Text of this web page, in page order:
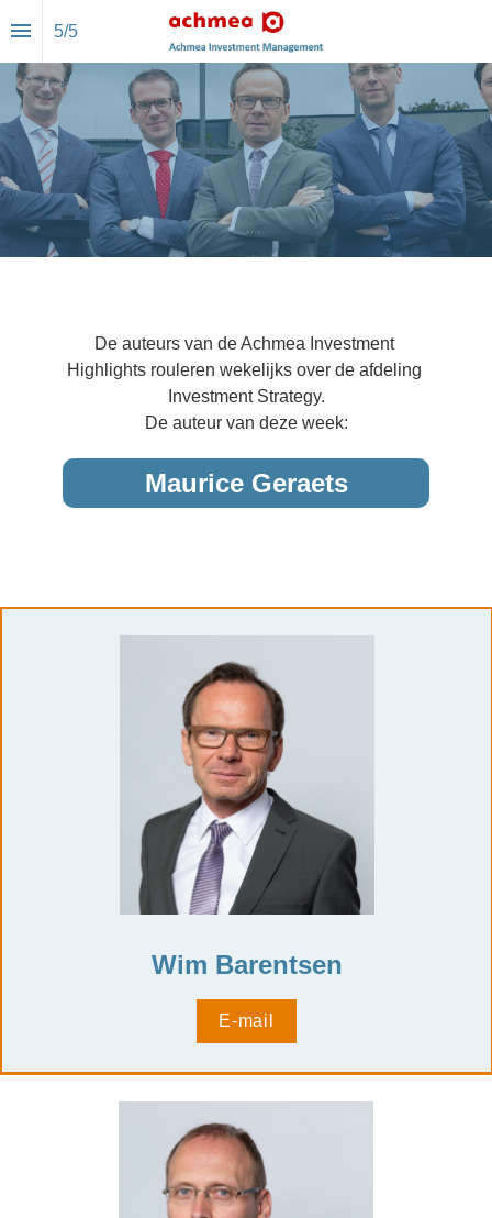
5/5
Auteurs
De auteurs van de Achmea Investment
Highlights rouleren wekelijks over de afdeling
Investment Strategy.
De auteur van deze week:
Maurice Geraets
Wim Barentsen
E-mail